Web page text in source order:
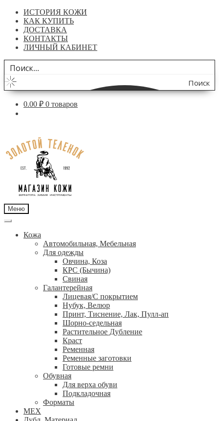
ИСТОРИЯ КОЖИ
КАК КУПИТЬ
ДОСТАВКА
КОНТАКТЫ
ЛИЧНЫЙ КАБИНЕТ
Поиск
по
0.00 ₽ 0 товаров
навигации
содержимому
Меню
Кожа
Автомобильная, Мебельная
Для одежды
Овчина, Коза
КРС (Бычина)
Свиная
Галантерейная
Лицевая/С покрытием
Нубук, Велюр
Принт, Тиснение, Лак, Пулл-ап
Шорно-седельная
Растительное Дубление
Краст
Ременная
Ременные заготовки
Готовые ремни
Обувная
Для верха обуви
Подкладочная
Форматы
МЕХ